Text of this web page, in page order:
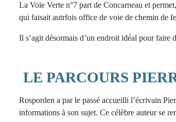
La Voie Verte n°7 part de Concarneau et
qui faisait autrfois office de voie de chemin de
Il s’agit désormais d’un endroit idéal pour faire
LE PARCOURS
Rosporden a par le passé accueilli l’écrivain
informations à son sujet. Ce célèbre auteur se